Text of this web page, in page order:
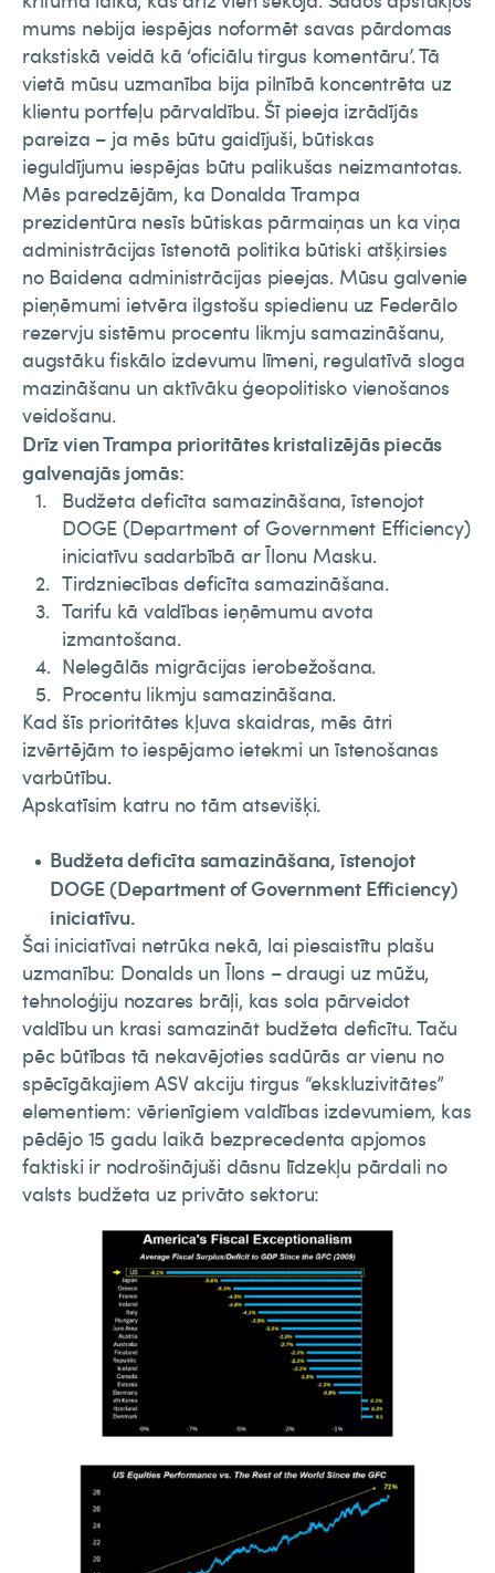
mums nebija iespējas noformēt savas pārdomas
rakstiskā veidā kā ‘oficiālu tirgus komentāru’. Tā
vietā mūsu uzmanība bija pilnībā koncentrēta uz
klientu portfeļu pārvaldību. Šī pieeja izrādījās
pareiza – ja mēs būtu gaidījuši, būtiskas
ieguldījumu iespējas būtu palikušas neizmantotas.
Mēs paredzējām, ka Donalda Trampa
prezidentūra nesīs būtiskas pārmaiņas un ka viņa
administrācijas īstenotā politika būtiski atšķirsies
no Baidena administrācijas pieejas. Mūsu galvenie
pieņēmumi ietvēra ilgstošu spiedienu uz Federālo
rezervju sistēmu procentu likmju samazināšanu,
augstāku fiskālo izdevumu līmeni, regulatīvā sloga
mazināšanu un aktīvāku ģeopolitisko vienošanos
veidošanu.
Drīz vien Trampa prioritātes kristalizējās piecās
galvenajās jomās:
Budžeta deficīta samazināšana, īstenojot
DOGE (Department of Government Efficiency)
iniciatīvu sadarbībā ar Īlonu Masku.
Tirdzniecības deficīta samazināšana.
Tarifu kā valdības ieņēmumu avota
izmantošana.
Nelegālās migrācijas ierobežošana.
Procentu likmju samazināšana.
Kad šīs prioritātes kļuva skaidras, mēs ātri
izvērtējām to iespējamo ietekmi un īstenošanas
varbūtību.
Apskatīsim katru no tām atsevišķi.
Budžeta deficīta samazināšana, īstenojot
DOGE (Department of Government Efficiency)
iniciatīvu.
Šai iniciatīvai netrūka nekā, lai piesaistītu plašu
uzmanību: Donalds un Īlons – draugi uz mūžu,
tehnoloģiju nozares brāļi, kas sola pārveidot
valdību un krasi samazināt budžeta deficītu. Taču
pēc būtības tā nekavējoties sadūrās ar vienu no
spēcīgākajiem ASV akciju tirgus “ekskluzivitātes”
elementiem: vērienīgiem valdības izdevumiem, kas
pēdējo 15 gadu laikā bezprecedenta apjomos
faktiski ir nodrošinājuši dāsnu līdzekļu pārdali no
valsts budžeta uz privāto sektoru: